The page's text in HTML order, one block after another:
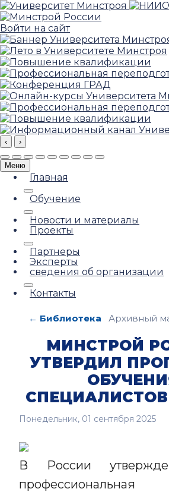
Войти на сайт
‹ ›
Меню
Главная
Обучение
Новости и материалы
Проекты
Партнеры
Эксперты
сведения об организации
Контакты
← Библиотека Архивный
МИНСТРОЙ
УТВЕРДИЛ
Понедельник, 01 сентября 2025
В России
профессиональная